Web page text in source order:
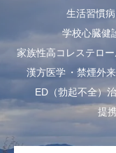
生活習慣病
学校心臓健
家族性高コレステロ
漢方医学
禁煙外来
ED（勃起不全）
提